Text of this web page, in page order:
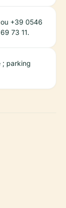
ou +39 0546
69 73 11.
; parking